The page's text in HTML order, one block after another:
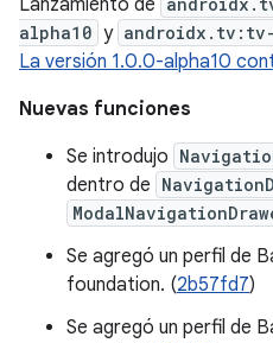
Lanzamiento de
alpha10 y
La versión 1.0.0-alpha10
Nuevas funciones
Se introdujo
dentro de
Se agregó un perfil de
foundation. (2b57fd7)
Se agregó un perfil de